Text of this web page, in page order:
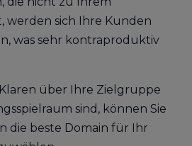
werden sich Ihre Kunden
was sehr kontraproduktiv
Klaren über Ihre Zielgruppe
sind, können Sie
die beste Domain für Ihr